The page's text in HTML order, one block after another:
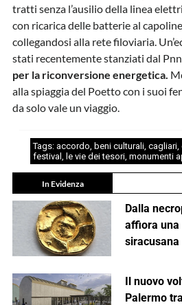
tratti senza l’ausilio della linea
con ricarica delle batterie al
collegandosi alla rete filoviaria.
stati recentemente stanziati dal
per la riconversione energetica.
alla spiaggia del Poetto con i suoi
da solo vale un viaggio.
Tags: accordo, beni culturali, cagliari,
festival , le vie dei tesori, monumenti
In Evidenza
Dalla
affiora una
siracusana
Il nuovo
Palermo